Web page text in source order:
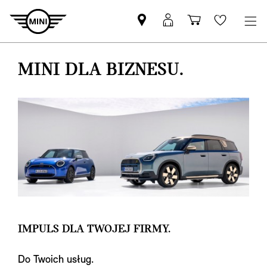
Znajdź
Partnera
Logowanie
MyMini
KoszykWishlist
MINI DLA BIZNESU.
IMPULS DLA TWOJEJ FIRMY.
Do Twoich usług.